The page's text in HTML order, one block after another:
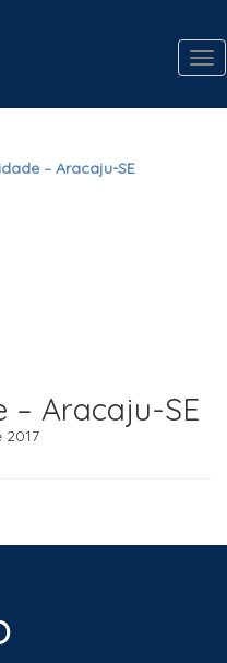
– Aracaju-SE
– Aracaju-SE